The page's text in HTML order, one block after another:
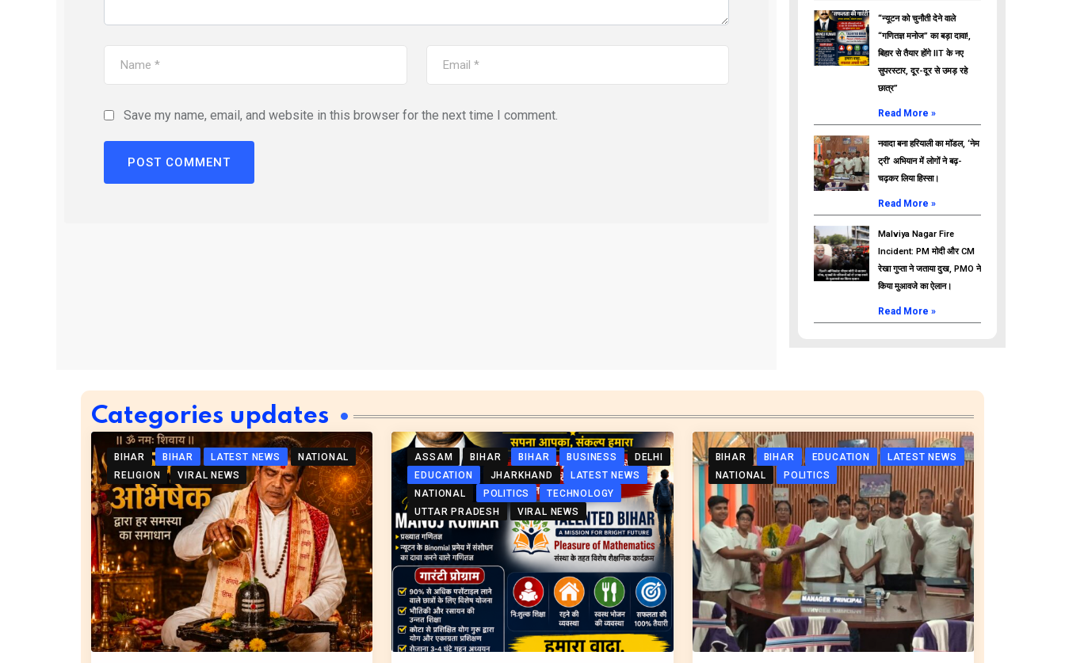
Save my name, email, and website in this browser for the next time I comment.
“न्यूटन को चुनौती देने वाले
“गणितज्ञ मनोज” का बड़ा दावा!,
बिहार से तैयार होंगे IIT के नए
सुपरस्टार, दूर-दूर से उमड़ रहे
छात्र”
Read More »
नवादा बना हरियाली का मॉडल, ‘नेम
ट्री’ अभियान में लोगों ने बढ़-
चढ़कर लिया हिस्सा।
Read More »
Malviya Nagar Fire
Incident: PM मोदी और CM
रेखा गुप्ता ने जताया दुख, PMO ने
किया मुआवजे का ऐलान।
Read More »
Categories updates
BIHAR BIHAR LATEST NEWS
NATIONAL
RELIGION
VIRAL NEWS
ASSAM BIHAR BIHAR BUSINESS
DELHI
EDUCATION
JHARKHAND
LATEST NEWS
NATIONAL
POLITICS
TECHNOLOGY
UTTAR PRADESH
VIRAL NEWS
BIHAR BIHAR EDUCATION
LATEST NEWS
NATIONAL
POLITICS